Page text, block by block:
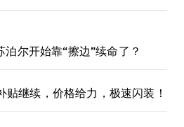
泊尔开始靠“擦边”续命了？
贴继续，价格给力，极速闪装！